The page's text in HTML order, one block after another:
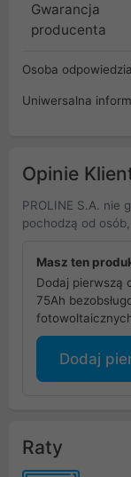
Gwarancja
producenta
Osoba
Uniwersalna
Opinie
PROLINE S.A. nie
pochodzą od
Masz ten
Dodaj pierwszą
75Ah
Dodaj
Raty